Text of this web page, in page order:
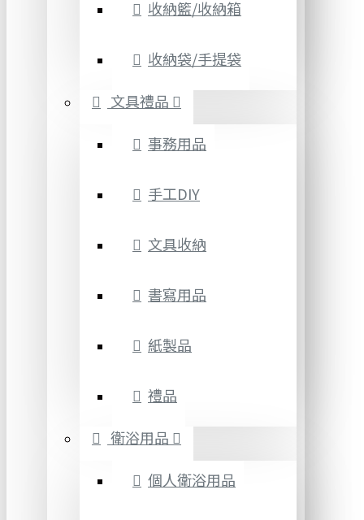
收納籃/收納箱
收納袋/手提袋
文具禮品
事務用品
手工DIY
文具收納
書寫用品
紙製品
禮品
衛浴用品
個人衛浴用品